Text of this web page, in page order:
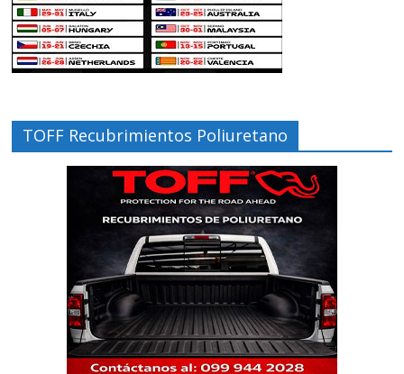
TOFF Recubrimientos Poliuretano